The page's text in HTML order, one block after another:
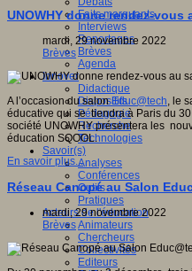
Faits marquants
Interviews
Reportages
Brèves
Agenda
Innover
Didactique
Dispositifs
Pédagogie
Recherche
Technologies
Savoir(s)
Analyses
Conférences
Outils
Pratiques
Acteurs de l'éducation
Animateurs
Chercheurs
Collectivités
Editeurs
UNOWHY donne rendez-vous
mardi, 29 novembre 2022
Brèves
A l’occasion du salonEduc@tech, le
éducative qui se tiendra à Paris du
société UNOWHY présentera les
éducation SQOOL.
En savoir plus...
Réseau Canopé au Salon
mardi, 29 novembre 2022
Brèves